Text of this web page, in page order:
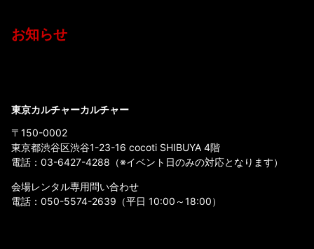
お知らせ
東京カルチャーカルチャー
〒150-0002
東京都渋谷区渋谷1-23-16 cocoti SHIBUYA 4階
電話： 03-6427-4288 （※イベント日のみの対応となります）
会場レンタル専用問い合わせ
電話： 050-5574-2639 （平日 10:00～18:00）